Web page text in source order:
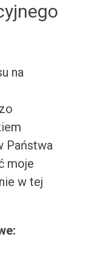
na
Państwa
moje
w tej